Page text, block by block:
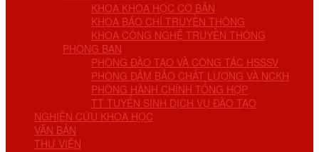
KHOA KHOA HỌC CƠ BẢN
KHOA BÁO CHÍ TRUYỀN THÔNG
KHOA CÔNG NGHỆ TRUYỀN THÔNG
PHÒNG BAN
PHÒNG ĐÀO TẠO VÀ CÔNG TÁC HSSSV
PHÒNG ĐẢM BẢO CHẤT LƯỢNG VÀ NCKH
PHÒNG HÀNH CHÍNH TỔNG HỢP
TT TUYỂN SINH DỊCH VỤ ĐÀO TẠO
NGHIÊN CỨU KHOA HỌC
VĂN BẢN
THƯ VIỆN